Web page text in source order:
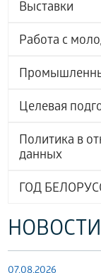
Выставки
Работа с
Целевая
Политика в
данных
ГОД